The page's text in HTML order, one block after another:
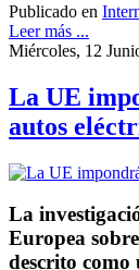
Publicado en
Leer más ...
Miércoles, 12
La UE
autos
La
Europea
descrito como